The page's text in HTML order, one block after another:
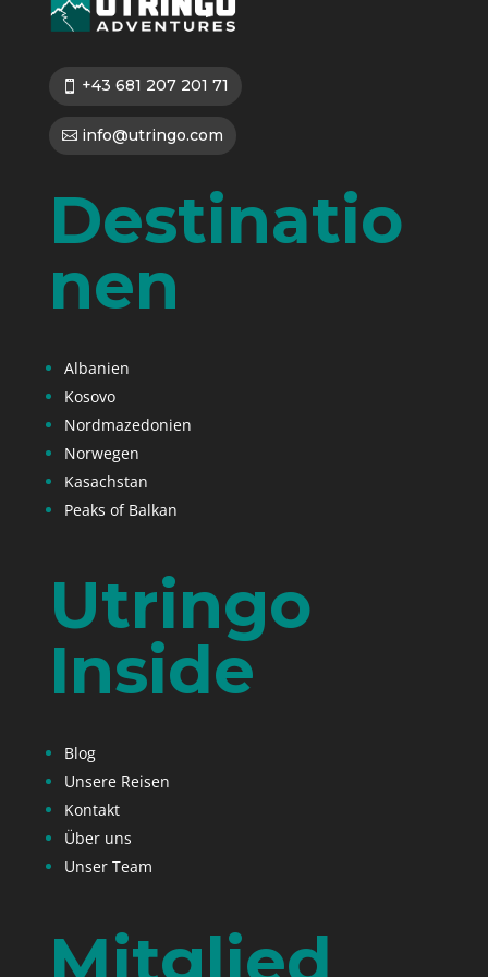
+43 681 207 201 71
info@utringo.com
Destinatio
nen
Albanien
Kosovo
Nordmazedonien
Norwegen
Kasachstan
Peaks of Balkan
Utringo
Inside
Blog
Unsere Reisen
Kontakt
Über uns
Unser Team